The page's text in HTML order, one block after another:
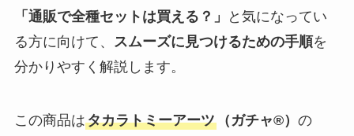
「通販で全種セットは買える？」
と気になってい
る方に向けて、
スムーズに見つけるための手順を
分かりやすく解説します。
この商品はタカラトミーアーツ（ガチャ®） の